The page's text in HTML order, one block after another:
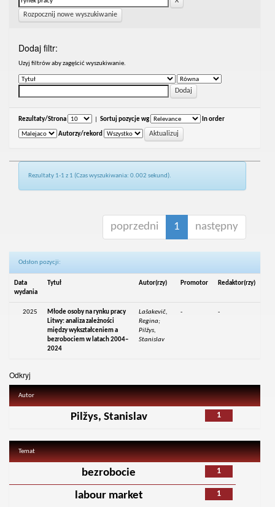
Rozpocznij nowe wyszukiwanie
Dodaj filtr:
Uzyj filtrów aby zagęścić wyszukiwanie.
Rezultaty/Strona Sortuj pozycje wg In order
Autorzy/rekord
Rezultaty 1-1 z 1 (Czas wyszukiwania: 0.002 sekund).
poprzedni 1 następny
Odsłon pozycji:
Data
wydania
Tytuł Autor(rzy) Promotor Redaktor(rzy)
2025
Młode osoby na rynku pracy
Litwy: analiza zależności
między wykształceniem a
bezrobociem w latach 2004–
2024
Lašakevič,
Regina;
Pilžys,
Stanislav
- -
Odkryj
Autor
1
Pilžys, Stanislav
Temat
1
bezrobocie
1
labour market